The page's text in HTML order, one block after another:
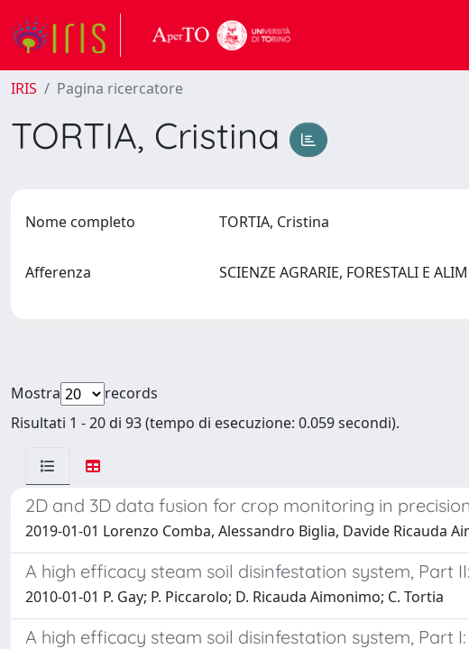
IRIS Pagina ricercatore
TORTIA, Cristina
Nome completo TORTIA, Cristina
Afferenza SCIENZE AGRARIE, FORESTALI E
Mostra
records
Risultati 1 - 20 di 93 (tempo di esecuzione: 0.059 secondi).
2D and 3D data fusion for crop monitoring in
2019-01-01 Lorenzo Comba, Alessandro Biglia, Davide Ricauda
A high efficacy steam soil disinfestation system, Part
2010-01-01 P. Gay; P. Piccarolo; D. Ricauda Aimonimo; C. Tortia
A high efficacy steam soil disinfestation system, Part